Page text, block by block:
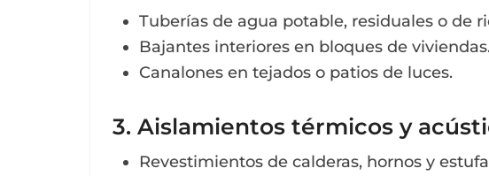
Tuberías de agua potable, residuales o de
Bajantes interiores en bloques de
Canalones en tejados o patios de luces.
3. Aislamientos térmicos y
Revestimientos de calderas, hornos y